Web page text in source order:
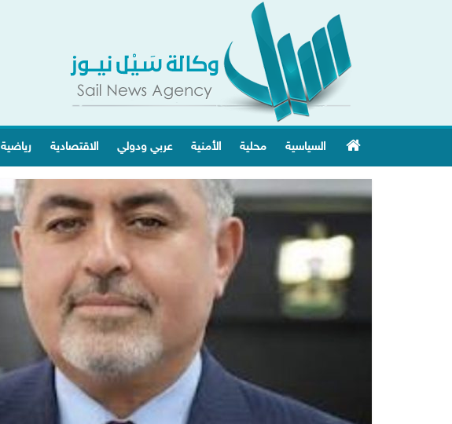
السياسية محلية الأمنية عربي ودولي الاقتصادية رياضية